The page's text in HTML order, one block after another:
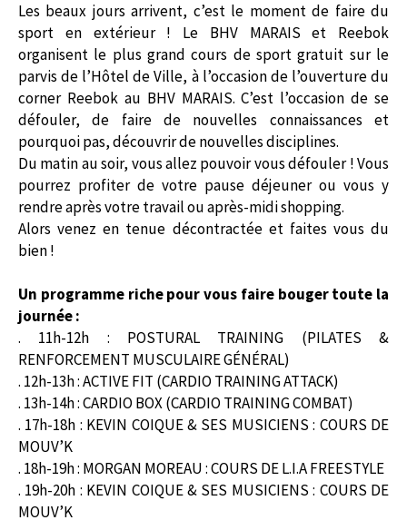
Les beaux jours arrivent, c’est le moment de faire du
sport en extérieur ! Le BHV MARAIS et Reebok
organisent le plus grand cours de sport gratuit sur le
parvis de l’Hôtel de Ville, à l’occasion de l’ouverture du
corner Reebok au BHV MARAIS. C’est l’occasion de se
défouler, de faire de nouvelles connaissances et
pourquoi pas, découvrir de nouvelles disciplines.
Du matin au soir, vous allez pouvoir vous défouler ! Vous
pourrez profiter de votre pause déjeuner ou vous y
rendre après votre travail ou après-midi shopping.
Alors venez en tenue décontractée et faites vous du
bien !
Un programme riche pour vous faire bouger toute la
journée :
. 11h-12h : POSTURAL TRAINING (PILATES &
RENFORCEMENT MUSCULAIRE GÉNÉRAL)
. 12h-13h : ACTIVE FIT (CARDIO TRAINING ATTACK)
. 13h-14h : CARDIO BOX (CARDIO TRAINING COMBAT)
. 17h-18h : KEVIN COIQUE & SES MUSICIENS : COURS DE
MOUV’K
. 18h-19h : MORGAN MOREAU : COURS DE L.I.A FREESTYLE
. 19h-20h : KEVIN COIQUE & SES MUSICIENS : COURS DE
MOUV’K